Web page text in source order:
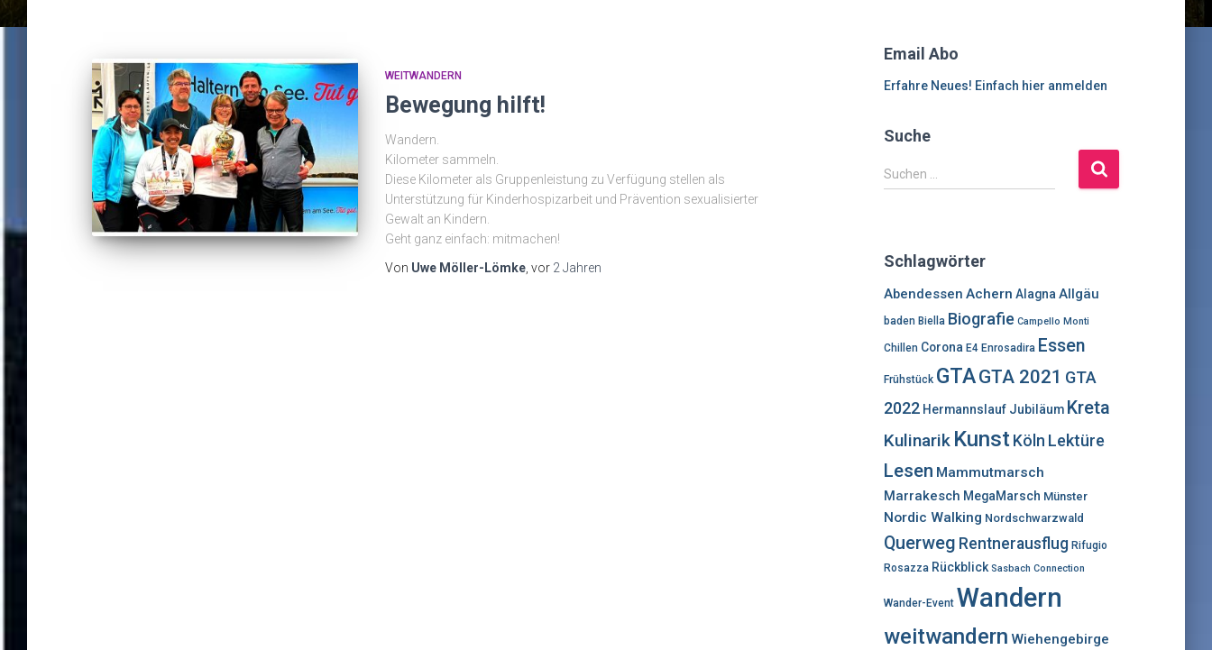
WEITWANDERN
Bewegung hilft!
Wandern.
Kilometer sammeln.
Diese Kilometer als Gruppenleistung zu Verfügung stellen als
Unterstützung für Kinderhospizarbeit und Prävention sexualisierter
Gewalt an Kindern.
Geht ganz einfach: mitmachen!
Von Uwe Möller-Lömke , vor 2 Jahren
Email Abo
Erfahre Neues! Einfach hier anmelden
Suche
S
u
n
n
c
h
Suchen …
Schlagwörter
Abendessen Achern Alagna Allgäu
baden Biella Biografie Campello Monti
Chillen Corona E4 Enrosadira Essen
Frühstück GTAGTA 2021 GTA
2022 Hermannslauf Jubiläum Kreta
Kulinarik Kunst Köln Lektüre
Lesen Mammutmarsch
Marrakesch MegaMarsch Münster
Nordic Walking Nordschwarzwald
Querweg Rentnerausflug Rifugio
Rosazza Rückblick Sasbach Connection
Wander-Event Wandern
weitwandern Wiehengebirge